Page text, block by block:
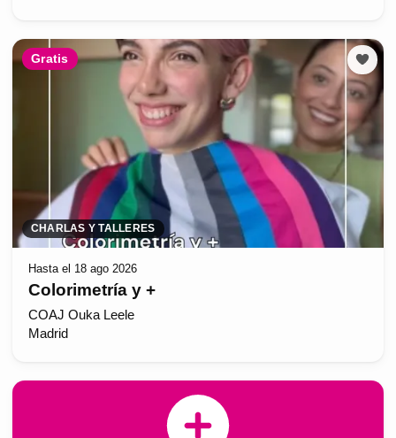
Gratis
CHARLAS Y TALLERES
Hasta el 18 ago 2026
Colorimetría y +
COAJ Ouka Leele
Madrid